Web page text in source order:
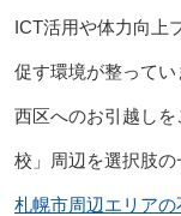
ICT活用や体力向上
促す環境が整ってい
西区へのお引越し
校」周辺を選択肢の
札幌市周辺エリア